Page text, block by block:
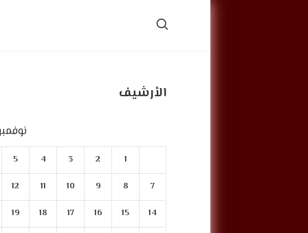
الأرشيف
نوفمبر
1
2
3
4
5
7
8
9
10
11
12
14
15
16
17
18
19